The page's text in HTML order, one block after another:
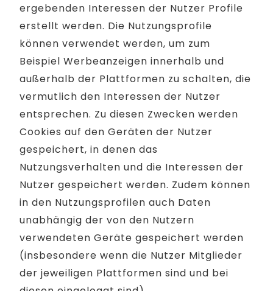
ergebenden Interessen der Nutzer Profile
erstellt werden. Die Nutzungsprofile
können verwendet werden, um zum
Beispiel Werbeanzeigen innerhalb und
außerhalb der Plattformen zu schalten, die
vermutlich den Interessen der Nutzer
entsprechen. Zu diesen Zwecken werden
Cookies auf den Geräten der Nutzer
gespeichert, in denen das
Nutzungsverhalten und die Interessen der
Nutzer gespeichert werden. Zudem können
in den Nutzungsprofilen auch Daten
unabhängig der von den Nutzern
verwendeten Geräte gespeichert werden
(insbesondere wenn die Nutzer Mitglieder
der jeweiligen Plattformen sind und bei